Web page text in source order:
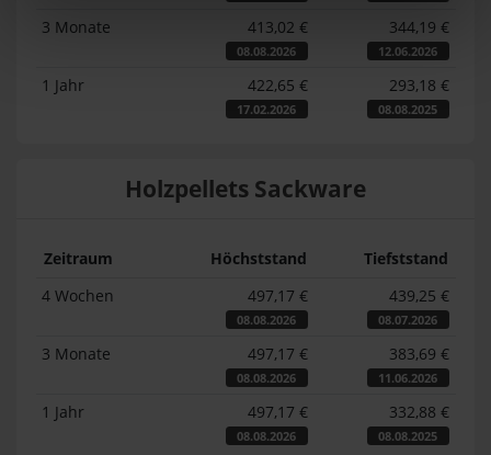
3 Monate 413,02 €
08.08.2026
344,19 €
12.06.2026
1 Jahr 422,65 €
17.02.2026
293,18 €
08.08.2025
Holzpellets Sackware
Zeitraum Höchststand
Tiefststand
4 Wochen
497,17 €
08.08.2026
439,25 €
08.07.2026
3 Monate 497,17 €
08.08.2026
383,69 €
11.06.2026
1 Jahr 497,17 €
08.08.2026
332,88 €
08.08.2025